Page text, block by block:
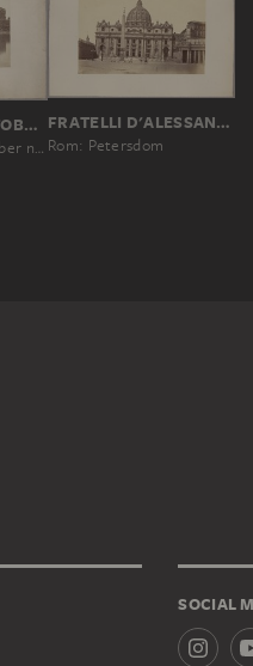
GIOACCHINO ALTOBELLI
Rom: Fischer am Tiber nahe der Engelsburg
FRATELLI D'ALESSANDRI, ANTONIO D'ALESSANDRI, PAOLO FRANCESCO D'ALESSANDRI
Rom: Petersdom
SOCIAL